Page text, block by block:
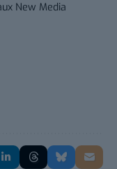
New Media